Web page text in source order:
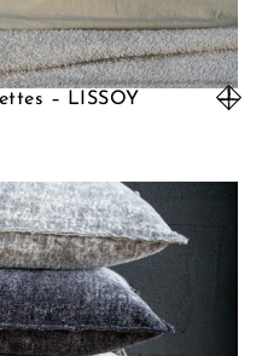
– LISSOY